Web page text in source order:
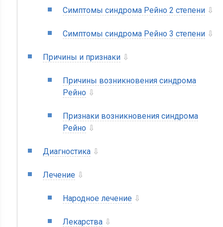
Симптомы синдрома Рейно 2 степени ⇩
Симптомы синдрома Рейно 3 степени ⇩
Причины и признаки ⇩
Причины возникновения синдрома
Рейно ⇩
Признаки возникновения синдрома
Рейно ⇩
Диагностика ⇩
Лечение ⇩
Народное лечение ⇩
Лекарства ⇩